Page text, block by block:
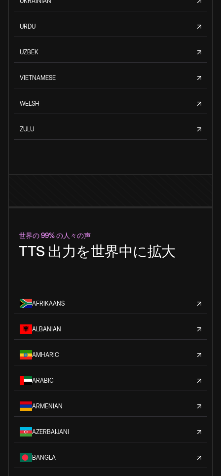
URDU
UZBEK
VIETNAMESE
WELSH
ZULU
世界の 99% の人々の声
TTS 出力を世界中に拡大
AFRIKAANS
ALBANIAN
AMHARIC
ARABIC
ARMENIAN
AZERBAIJANI
BANGLA